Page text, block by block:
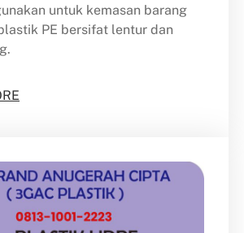
untuk kemasan barang
PE bersifat lentur dan